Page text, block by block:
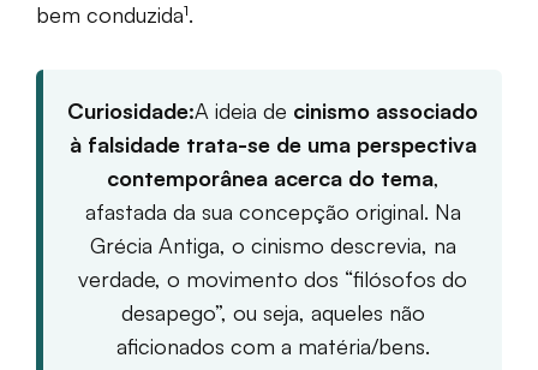
bem conduzida¹.
Curiosidade:A ideia de cinismo associado
à falsidade trata-se de uma perspectiva
contemporânea acerca do tema,
afastada da sua concepção original. Na
Grécia Antiga, o cinismo descrevia, na
verdade, o movimento dos “filósofos do
desapego”, ou seja, aqueles não
aficionados com a matéria/bens.